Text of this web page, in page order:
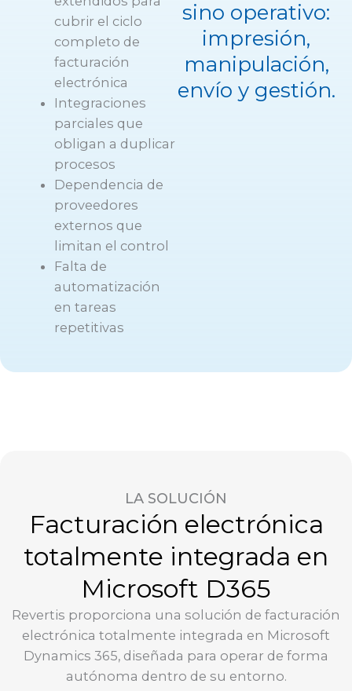
cubrir el ciclo
completo de
facturación
electrónica
Integraciones
parciales que
obligan a duplicar
procesos
Dependencia de
proveedores
externos que
limitan el control
Falta de
automatización
en tareas
repetitivas
sino operativo:
impresión,
manipulación,
envío y gestión.
LA SOLUCIÓN
Facturación electrónica
totalmente integrada en
Microsoft D365
Revertis proporciona una solución de facturación
electrónica totalmente integrada en Microsoft
Dynamics 365, diseñada para operar de forma
autónoma dentro de su entorno.